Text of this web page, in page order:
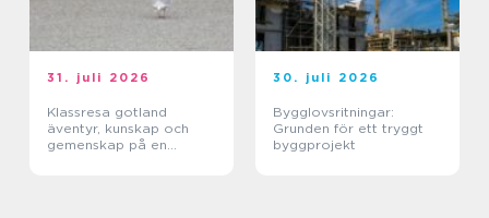
31. juli 2026
Klassresa gotland
äventyr, kunskap och
gemenskap på en
30. juli 2026
Bygglovsritningar:
Grunden för ett tryggt
byggprojekt